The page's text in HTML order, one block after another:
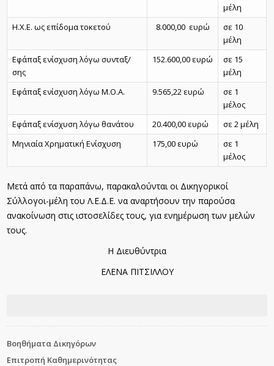
μέλη
Η.Χ.Ε. ως επίδομα τοκετού
8.000,00 ευρώ
σε 10
μέλη
Εφάπαξ ενίσχυση λόγω συνταξ/
σης
152.600,00 ευρώ
σε 15
μέλη
Εφάπαξ ενίσχυση λόγω Μ.Ο.Α.
9.565,22 ευρώ
σε 1
μέλος
Εφάπαξ ενίσχυση λόγω θανάτου
20.400,00 ευρώ
σε 2 μέλη
Μηνιαία Χρηματική Ενίσχυση
175,00 ευρώ
σε 1
μέλος
Μετά από τα παραπάνω, παρακαλούνται οι Δικηγορικοί
Σύλλογοι-μέλη του Λ.Ε.Δ.Ε. να αναρτήσουν την παρούσα
ανακοίνωση στις ιστοσελίδες τους, για ενημέρωση των μελών
τους.
Η Διευθύντρια
ΕΛΕΝΑ ΠΙΤΣΙΛΛΟΥ
Βοηθήματα Δικηγόρων
Επιτροπή Καθημερινότητας